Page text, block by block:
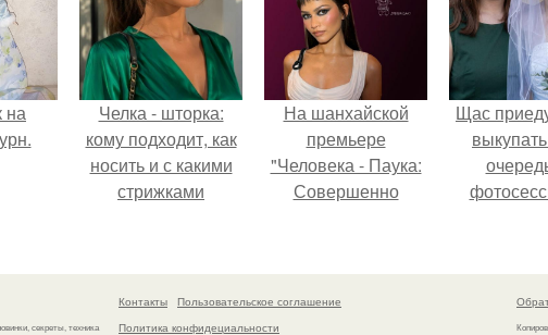
на
Челка - шторка:
кому подходит, как
носить и с какими
стрижками
На шанхайской
премьере
"Человека - Паука:
Совершенно
просто очередной
наряд, а настоящий
артефакт высокой
Щас
секреты, техника
Контакты
Пользовательское соглашение
Политика конфидециальности